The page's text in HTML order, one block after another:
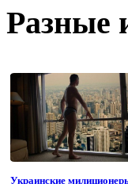
Разные
Украинские